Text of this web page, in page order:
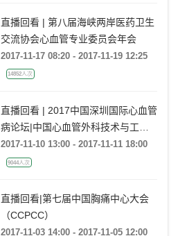
直播回看 | 第八届海峡两岸医药卫生
交流协会心血管专业委员会年会
2017-11-17 08:20 - 2017-11-19 12:25
14852人次
直播回看 | 2017中国深圳国际心血管
病论坛|中国心血管外科技术与工程
大会
2017-11-10 13:00 - 2017-11-11 18:00
9044人次
直播回看|第七届中国胸痛中心大会
（CCPCC）
2017-11-03 14:00 - 2017-11-05 12:00